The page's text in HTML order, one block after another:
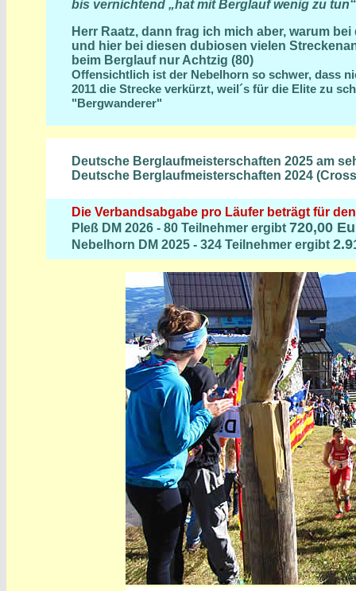
bis vernichtend „hat mit Berglauf wenig zu
Herr Raatz, dann frag ich mich aber, warum
und hier bei diesen dubiosen vielen
beim Berglauf nur Achtzig (80)
Offensichtlich ist der Nebelhorn so schwer, dass
2011 die Strecke verkürzt, weil´s für die Elite zu
"Bergwanderer"
Deutsche Berglaufmeisterschaften 2025 am
Deutsche Berglaufmeisterschaften 2024
Die Verbandsabgabe pro Läufer beträgt für
Pleß DM 2026 - 80 Teilnehmer ergibt 720,00
Nebelhorn DM 2025 - 324 Teilnehmer ergibt